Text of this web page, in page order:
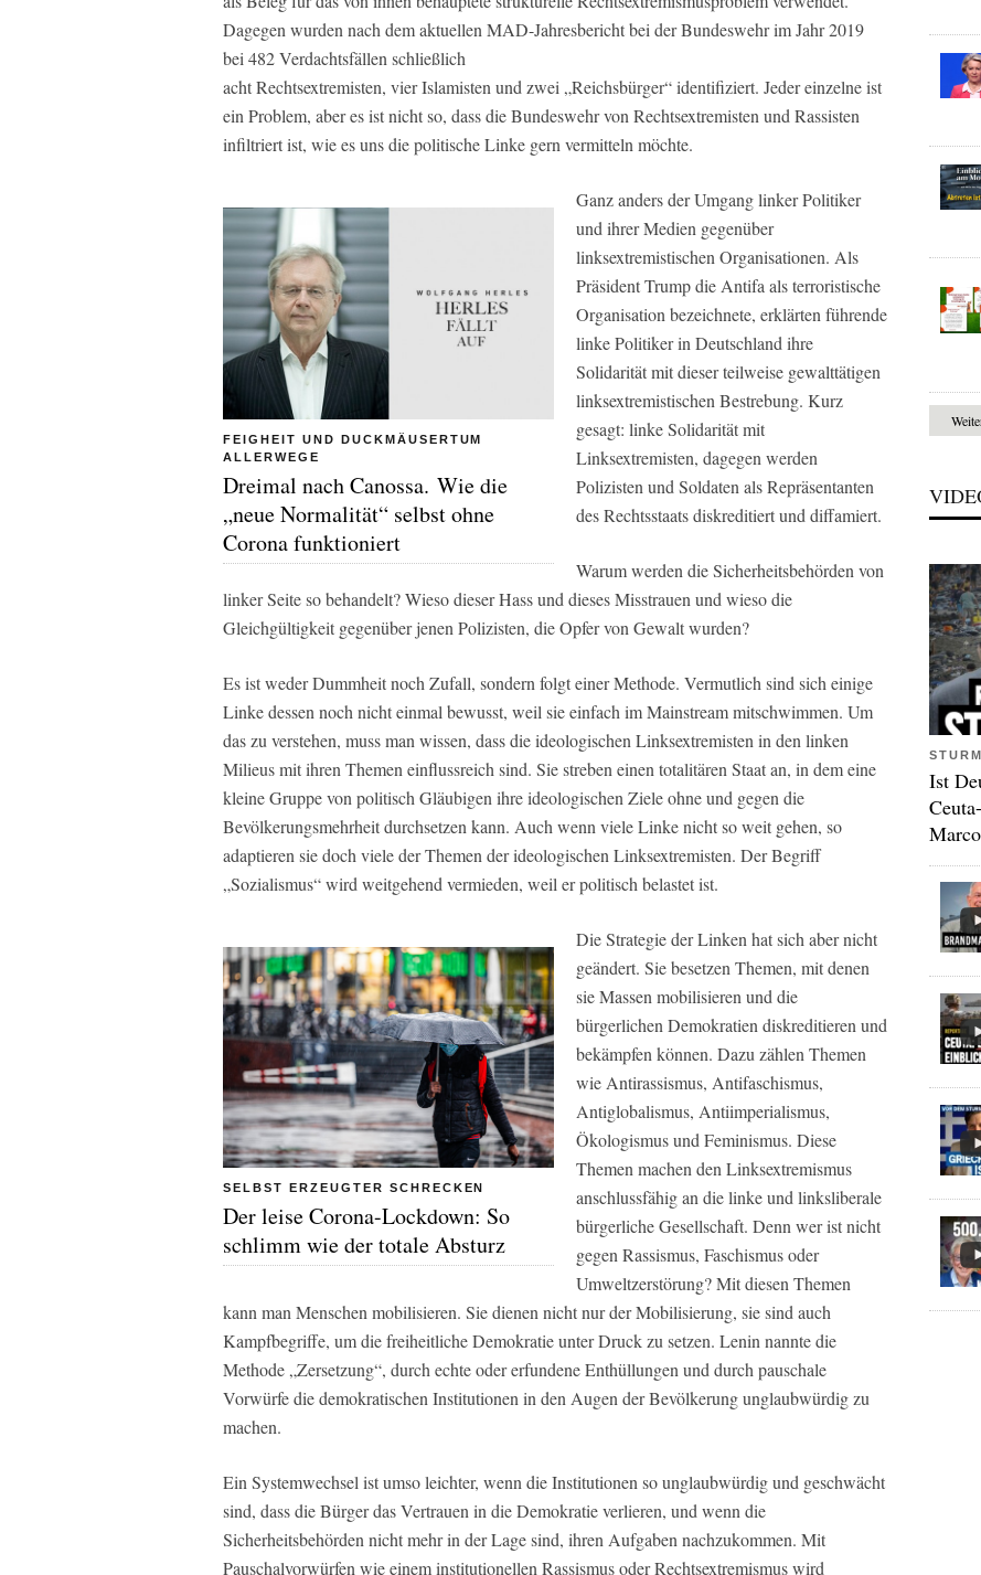
Dagegen wurden nach dem aktuellen MAD-Jahresbericht bei der Bundeswehr im Jahr 2019
bei 482 Verdachtsfällen schließlich
acht Rechtsextremisten, vier Islamisten und zwei „Reichsbürger“ identifiziert. Jeder einzelne ist
ein Problem, aber es ist nicht so, dass die Bundeswehr von Rechtsextremisten und Rassisten
infiltriert ist, wie es uns die politische Linke gern vermitteln möchte.
FEIGHEIT UND DUCKMÄUSERTUM
ALLERWEGE
Dreimal nach Canossa. Wie die
„neue Normalität“ selbst ohne
Corona funktioniert
Ganz anders der Umgang linker Politiker
und ihrer Medien gegenüber
linksextremistischen Organisationen. Als
Präsident Trump die Antifa als terroristische
Organisation bezeichnete, erklärten führende
linke Politiker in Deutschland ihre
Solidarität mit dieser teilweise gewalttätigen
linksextremistischen Bestrebung. Kurz
gesagt: linke Solidarität mit
Linksextremisten, dagegen werden
Polizisten und Soldaten als Repräsentanten
des Rechtsstaats diskreditiert und diffamiert.
Warum werden die Sicherheitsbehörden von
linker Seite so behandelt? Wieso dieser Hass und dieses Misstrauen und wieso die
Gleichgültigkeit gegenüber jenen Polizisten, die Opfer von Gewalt wurden?
Es ist weder Dummheit noch Zufall, sondern folgt einer Methode. Vermutlich sind sich einige
Linke dessen noch nicht einmal bewusst, weil sie einfach im Mainstream mitschwimmen. Um
das zu verstehen, muss man wissen, dass die ideologischen Linksextremisten in den linken
Milieus mit ihren Themen einflussreich sind. Sie streben einen totalitären Staat an, in dem eine
kleine Gruppe von politisch Gläubigen ihre ideologischen Ziele ohne und gegen die
Bevölkerungsmehrheit durchsetzen kann. Auch wenn viele Linke nicht so weit gehen, so
adaptieren sie doch viele der Themen der ideologischen Linksextremisten. Der Begriff
„Sozialismus“ wird weitgehend vermieden, weil er politisch belastet ist.
SELBST ERZEUGTER SCHRECKEN
Der leise Corona-Lockdown: So
schlimm wie der totale Absturz
Die Strategie der Linken hat sich aber nicht
geändert. Sie besetzen Themen, mit denen
sie Massen mobilisieren und die
bürgerlichen Demokratien diskreditieren und
bekämpfen können. Dazu zählen Themen
wie Antirassismus, Antifaschismus,
Antiglobalismus, Antiimperialismus,
Ökologismus und Feminismus. Diese
Themen machen den Linksextremismus
anschlussfähig an die linke und linksliberale
bürgerliche Gesellschaft. Denn wer ist nicht
gegen Rassismus, Faschismus oder
Umweltzerstörung? Mit diesen Themen
kann man Menschen mobilisieren. Sie dienen nicht nur der Mobilisierung, sie sind auch
Kampfbegriffe, um die freiheitliche Demokratie unter Druck zu setzen. Lenin nannte die
Methode „Zersetzung“, durch echte oder erfundene Enthüllungen und durch pauschale
Vorwürfe die demokratischen Institutionen in den Augen der Bevölkerung unglaubwürdig zu
machen.
Ein Systemwechsel ist umso leichter, wenn die Institutionen so unglaubwürdig und geschwächt
sind, dass die Bürger das Vertrauen in die Demokratie verlieren, und wenn die
Sicherheitsbehörden nicht mehr in der Lage sind, ihren Aufgaben nachzukommen. Mit
Pauschalvorwürfen wie einem institutionellen Rassismus oder Rechtsextremismus wird
Ist